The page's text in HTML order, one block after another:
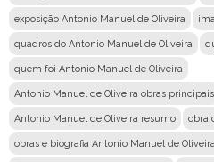
exposição Antonio Manuel de Oliveira
quadros do Antonio Manuel de Oliveira
quem foi Antonio Manuel de Oliveira
Antonio Manuel de Oliveira obras principais
Antonio Manuel de Oliveira resumo obra
obras e biografia Antonio Manuel de Oliveira